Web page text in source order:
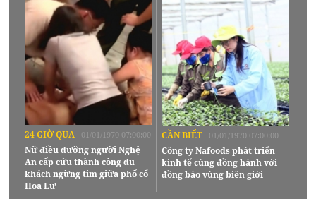
24 GIỜ QUA 01/01/1970 07:00:00
Nữ điều dưỡng người Nghệ
An cấp cứu thành công du
khách ngừng tim giữa phố cổ
Hoa Lư
CẦN BIẾT 01/01/1970 07:00:00
Công ty Nafoods phát triển
kinh tế cùng đồng hành với
đồng bào vùng biên giới